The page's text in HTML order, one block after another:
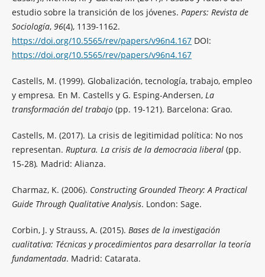
estudio sobre la transición de los jóvenes. Papers: Revista de
Sociología, 96(4), 1139-1162.
https://doi.org/10.5565/rev/papers/v96n4.167DOI:
https://doi.org/10.5565/rev/papers/v96n4.167
Castells, M. (1999). Globalización, tecnología, trabajo, empleo
y empresa. En M. Castells y G. Esping-Andersen, La
transformación del trabajo(pp. 19-121). Barcelona: Grao.
Castells, M. (2017). La crisis de legitimidad política: No nos
representan. Ruptura. La crisis de la democracia liberal (pp.
15-28). Madrid: Alianza.
Charmaz, K. (2006). Constructing Grounded Theory: A Practical
Guide Through Qualitative Analysis. London: Sage.
Corbin, J. y Strauss, A. (2015). Bases de la investigación
cualitativa: Técnicas y procedimientos para desarrollar la teoría
fundamentada. Madrid: Catarata.